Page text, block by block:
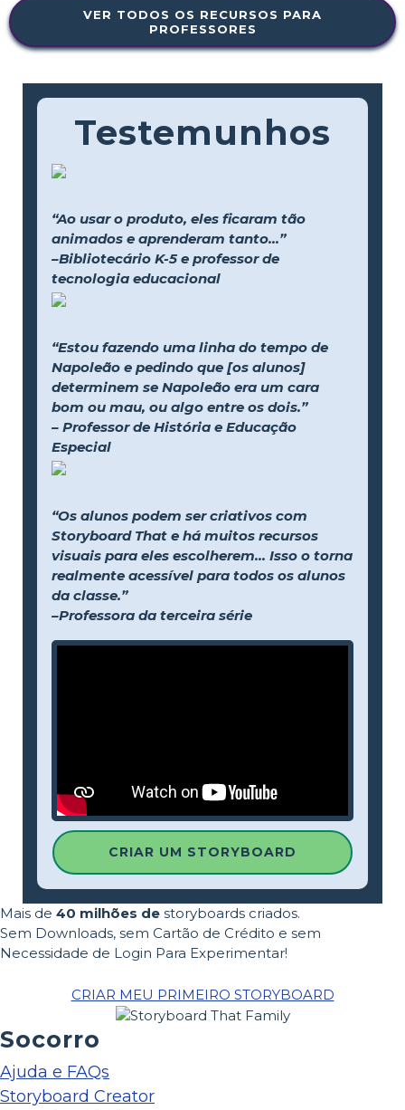
VER TODOS OS RECURSOS PARA
PROFESSORES
Testemunhos
“Ao usar o produto, eles ficaram tão
animados e aprenderam tanto...”
–Bibliotecário K-5 e professor de
tecnologia educacional
“Estou fazendo uma linha do tempo de
Napoleão e pedindo que [os alunos]
determinem se Napoleão era um cara
bom ou mau, ou algo entre os dois.”
– Professor de História e Educação
Especial
“Os alunos podem ser criativos com
Storyboard That e há muitos recursos
visuais para eles escolherem... Isso o torna
realmente acessível para todos os alunos
da classe.”
–Professora da terceira série
CRIAR UM STORYBOARD
Mais de 40 milhões de storyboards criados.
Sem Downloads, sem Cartão de Crédito e sem
Necessidade de Login Para Experimentar!
CRIAR MEU PRIMEIRO STORYBOARD
Socorro
Ajuda e FAQs
Storyboard Creator